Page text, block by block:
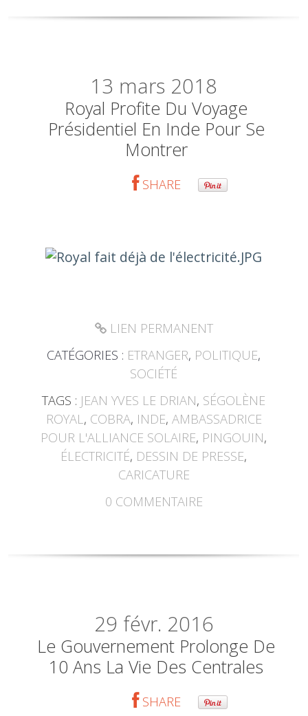
13 mars 2018
Royal Profite Du Voyage
Présidentiel En Inde Pour Se
Montrer
SHARE
LIEN PERMANENT
CATÉGORIES : ETRANGER, POLITIQUE,
SOCIÉTÉ
TAGS : JEAN YVES LE DRIAN, SÉGOLÈNE
ROYAL, COBRA, INDE, AMBASSADRICE
POUR L'ALLIANCE SOLAIRE, PINGOUIN,
ÉLECTRICITÉ, DESSIN DE PRESSE,
CARICATURE
0 COMMENTAIRE
29 févr. 2016
Le Gouvernement Prolonge De
10 Ans La Vie Des Centrales
SHARE